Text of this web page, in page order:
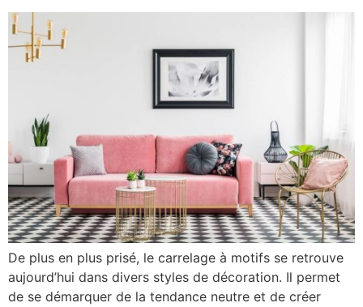
De plus en plus prisé, le carrelage à motifs se retrouve
aujourd’hui dans divers styles de décoration. Il permet
de se démarquer de la tendance neutre et de créer